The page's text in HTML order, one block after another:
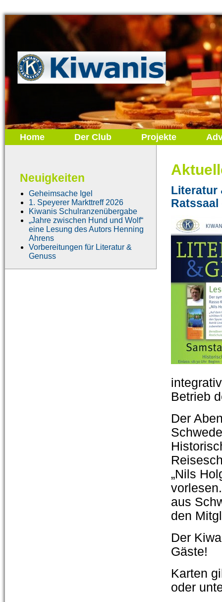
Home Der Club Projekte
Neuigkeiten
Geheimsache Igel
1. Speyerer Markttreff 2026
Kiwanis Schulranzenübergabe
„Jahre zwischen Hund und Wolf“
eine Lesung des Autors Henning
Ahrens
Vorbereitungen für Literatur &
Genuss
Literatur
Ratssaal
Betrieb
Der
„Nils
aus
den
Der
Gäste!
Karten
oder